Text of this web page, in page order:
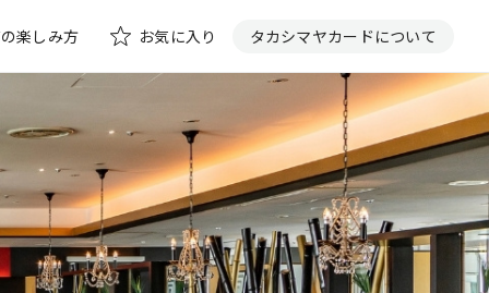
楽しみ方 お気に入り タカシマヤカードについて